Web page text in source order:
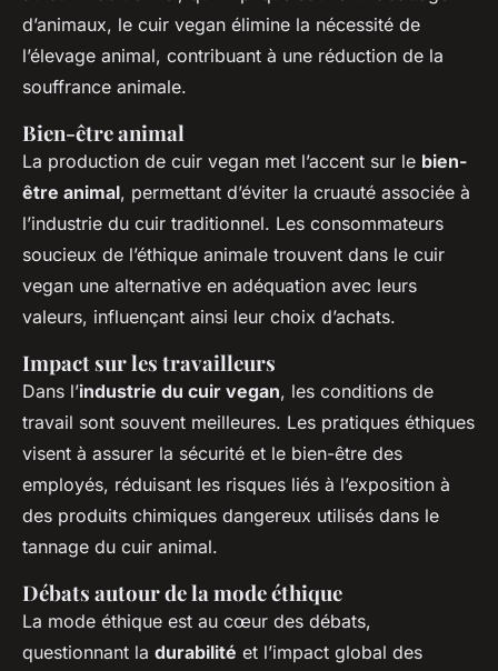
d’animaux, le cuir vegan élimine la nécessité de
l’élevage animal, contribuant à une réduction de la
souffrance animale.
Bien-être animal
La production de cuir vegan met l’accent sur le bien-
être animal, permettant d’éviter la cruauté associée à
l’industrie du cuir traditionnel. Les consommateurs
soucieux de l’éthique animale trouvent dans le cuir
vegan une alternative en adéquation avec leurs
valeurs, influençant ainsi leur choix d’achats.
Impact sur les travailleurs
Dans l’industrie du cuir vegan, les conditions de
travail sont souvent meilleures. Les pratiques éthiques
visent à assurer la sécurité et le bien-être des
employés, réduisant les risques liés à l’exposition à
des produits chimiques dangereux utilisés dans le
tannage du cuir animal.
Débats autour de la mode éthique
La mode éthique est au cœur des débats,
questionnant la durabilité et l’impact global des